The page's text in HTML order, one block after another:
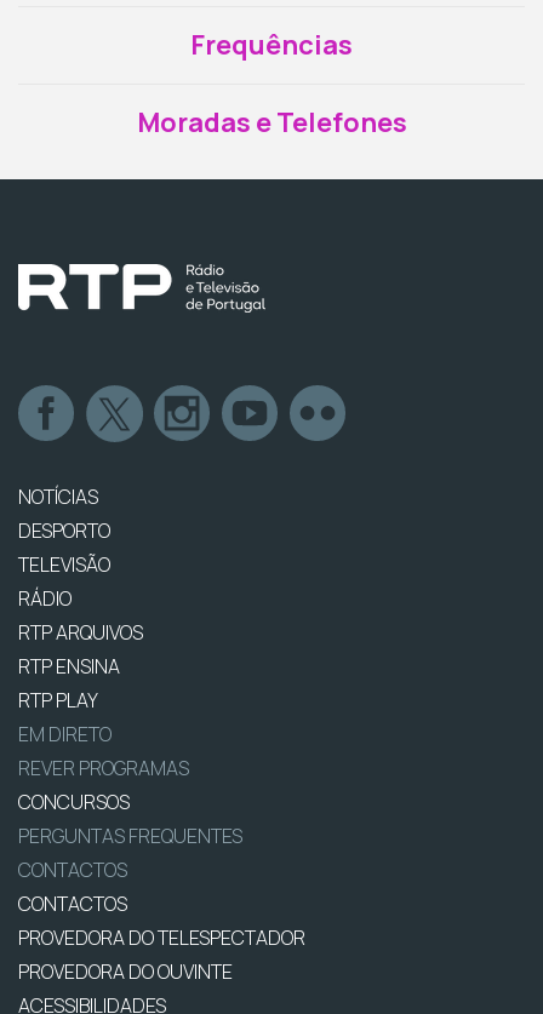
Frequências
Moradas e Telefones
NOTÍCIAS
DESPORTO
TELEVISÃO
RÁDIO
RTP ARQUIVOS
RTP ENSINA
RTP PLAY
EM DIRETO
REVER PROGRAMAS
CONCURSOS
PERGUNTAS FREQUENTES
CONTACTOS
CONTACTOS
PROVEDORA DO TELESPECTADOR
PROVEDORA DO OUVINTE
ACESSIBILIDADES